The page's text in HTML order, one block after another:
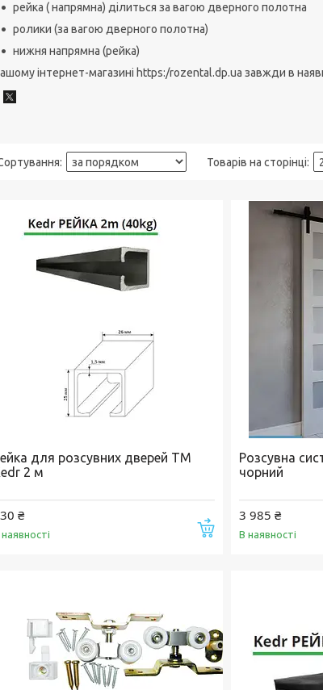
рейка ( напрямна) ділиться за вагою дверного полотна
ролики (за вагою дверного полотна)
нижня напрямна (рейка)
інтернет-магазині https:/rozental.dp.ua завжди в
для розсувних дверей ТМ
2 м
₴
Купити
Розсувна
чорний
3 985 ₴
В наявності